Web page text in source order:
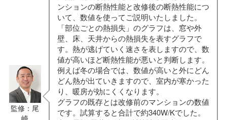
監修：尾
ンションの断熱性能と改修後の断熱性能につ
いて、数値を使ってご説明いたしました。
「部位ごとの熱損失」のグラフは、窓や外
壁、床、天井からの熱損失を表すグラフで
す。熱が逃げていく速さを表しますので、数
値が高いほど断熱性能が悪いと判断します。
例えば冬の場合では、数値が高いと外にどん
どん熱が出ていきますので、室内が寒かった
り、暖房が効にくくなります。
グラフの既存とは改修前のマンションの数値
です。試算すると合計で約340W/Kでした。